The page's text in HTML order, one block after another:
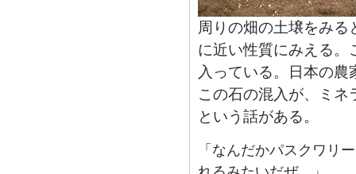
周りの畑の土壌をみ
に近い性質にみえる。
入っている。日本の
この石の混入が、ミ
という話がある。
「なんだかパスクワリ